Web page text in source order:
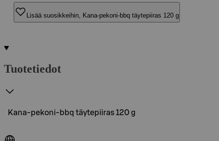
Lisää suosikkeihin, Kana-pekoni-bbq täytepiiras 120 g
Tuotetiedot
Kana-pekoni-bbq täytepiiras 120 g